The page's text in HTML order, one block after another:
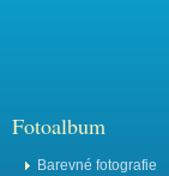
Fotoalbum
Barevné fotografie